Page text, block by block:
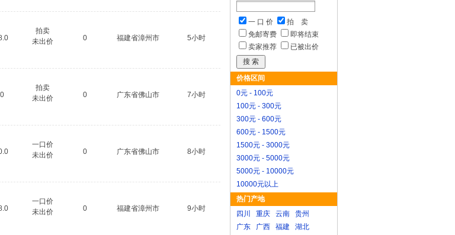
一 口 价
拍 卖
免邮寄费
即将结束
卖家推荐
已被出价
价格区间
0元 - 100元
100元 - 300元
300元 - 600元
600元 - 1500元
1500元 - 3000元
3000元 - 5000元
5000元 - 10000元
10000元以上
热门产地
四川
重庆 云南
贵州
广东
广西 福建
湖北
拍卖
未出价
0 福建省漳州市 5小时
拍卖
未出价
0 广东省佛山市 7小时
一口价
未出价
0 广东省佛山市 8小时
一口价
未出价
0 福建省漳州市 9小时